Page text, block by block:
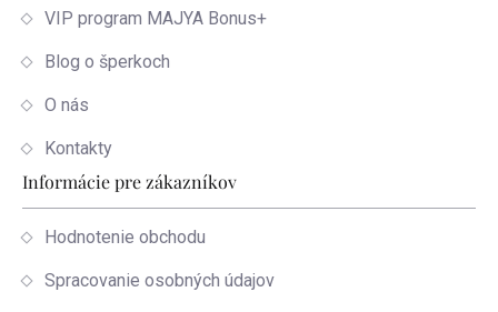
VIP program MAJYA Bonus+
Blog o šperkoch
O nás
Kontakty
Informácie pre zákazníkov
Hodnotenie obchodu
Spracovanie osobných údajov